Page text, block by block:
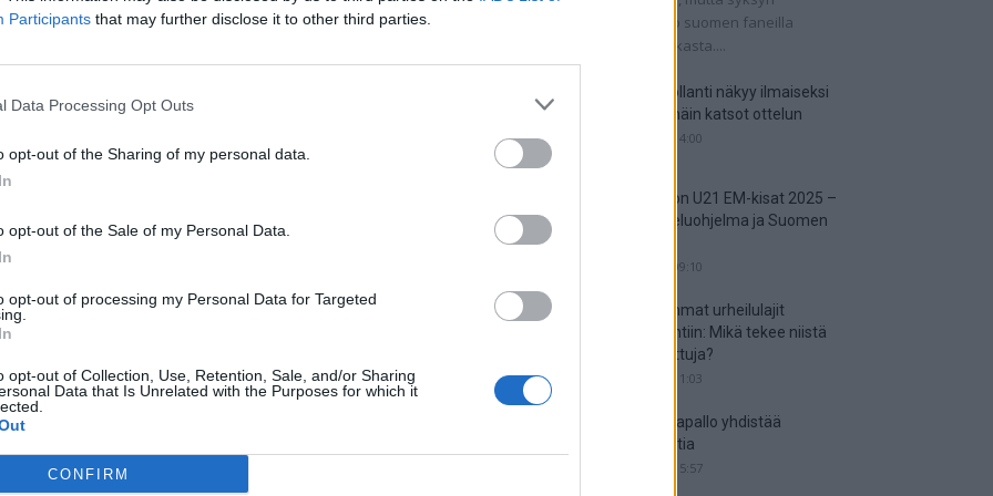
Participants that may further disclose it to other third parties.
Data Processing Opt Outs
opt-out of the Sharing of my personal data.
opt-out of the Sale of my Personal Data.
opt-out of processing my Personal Data for Targeted
opt-out of Collection, Use, Retention, Sale, and/or Sharing
Data that Is Unrelated with the Purposes for which it
CONFIRM
A:n avauskierroksella päättyi tasalukemiin 0-0. Serie
Hellas Veronan voittoon 3-0.
mutta samalla uskomattoman hölmö selitys: AS
joka oli merkattu ottelupöytäkirjassa alle 22-vuotiaiden
on kuitenkin ollut 23-vuotias jo heinäkuusta saakka.
won in their Serie A opener against Hellas
defeat 😳
Diawara in the under-22 section of their
in the match 🤦‍♂️ pic.twitter.com/y0uhWYhQzp
ottelussa minuuttiakaan. Tämän vuoksi
ratkaisuottelut kertovat, onko suomen faneilla
realistista unelmoida kisapaikasta....
Suomi-Hollanti näkyy ilmaiseksi
TV:stä – näin katsot ottelun
06.06.2025 14:00
Jalkapallon U21 EM-kisat 2025 –
tässä otteluohjelma ja Suomen
18.05.2025 09:10
Suosituimmat urheilulajit
vedonlyöntiin: Mikä tekee niistä
niin suosittuja?
05.05.2025 11:03
Miten jalkapallo yhdistää
kansakuntia
25.04.2025 15:57